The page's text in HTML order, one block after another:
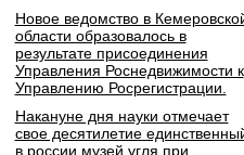
Новое ведомство в
области образовалось в
результате присоединения
Управления Роснедвижимости к
Управлению Росрегистрации.
Накануне дня науки отмечает
свое десятилетие
в россии музей угля при